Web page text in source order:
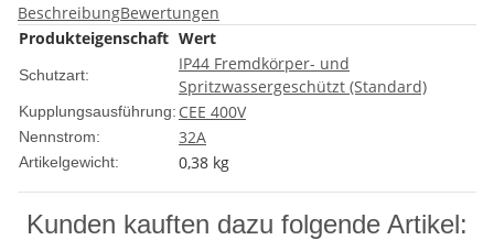
BeschreibungBewertungen
Produkteigenschaft Wert
Schutzart:
IP44 Fremdkörper- und
Spritzwassergeschützt (Standard)
Kupplungsausführung: CEE 400V
Nennstrom: 32A
Artikelgewicht: 0,38 kg
Kunden kauften dazu folgende Artikel: